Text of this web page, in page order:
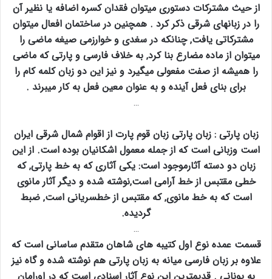
از حیث مشترکات دستوری میتوان فقدان کسره اضافه یا نظیر آن
را در زبانهای شرقی ذکر کرد . همچنین در ساختمان افعال میتوان
مشترکاتی یافت‚ چنانکه در سغدی و خوارزمی صیغه ماضی را
میتوان از ماده مضارع بنا کرد‚ به خلاف فارسی و پارتی که ماضی
را همیشه از صفت مفعولی میگیرد و نیز این دو زبان کلمه کام را
برای بنای فعل آینده و به عنوان معین فعل به کار میبرند .
…
زبان پارتی : زبان پارتی زبان قوم پارت از اقوام شمال شرقی ایران
است وزبانی است که از جمله معمول اشکانیان بوده است. از این
زبان دو دسته آثارموجود است: یکی آثاری که به خط پارتی‚ که
خطی مقتبس از خط آرامی است‚نوشته شده و دیگر آثار مانوی
است که به خط مانوی‚ که مقتبس از خطسریانی است‚ ضبط
گردیده.
…
قسمت عمده نوع اول کتیبه های شاهان متقدم ساسانی است که
علاوه بر زبان فارسی میانه به زبان پارتی هم نوشته شده و گاه نیز